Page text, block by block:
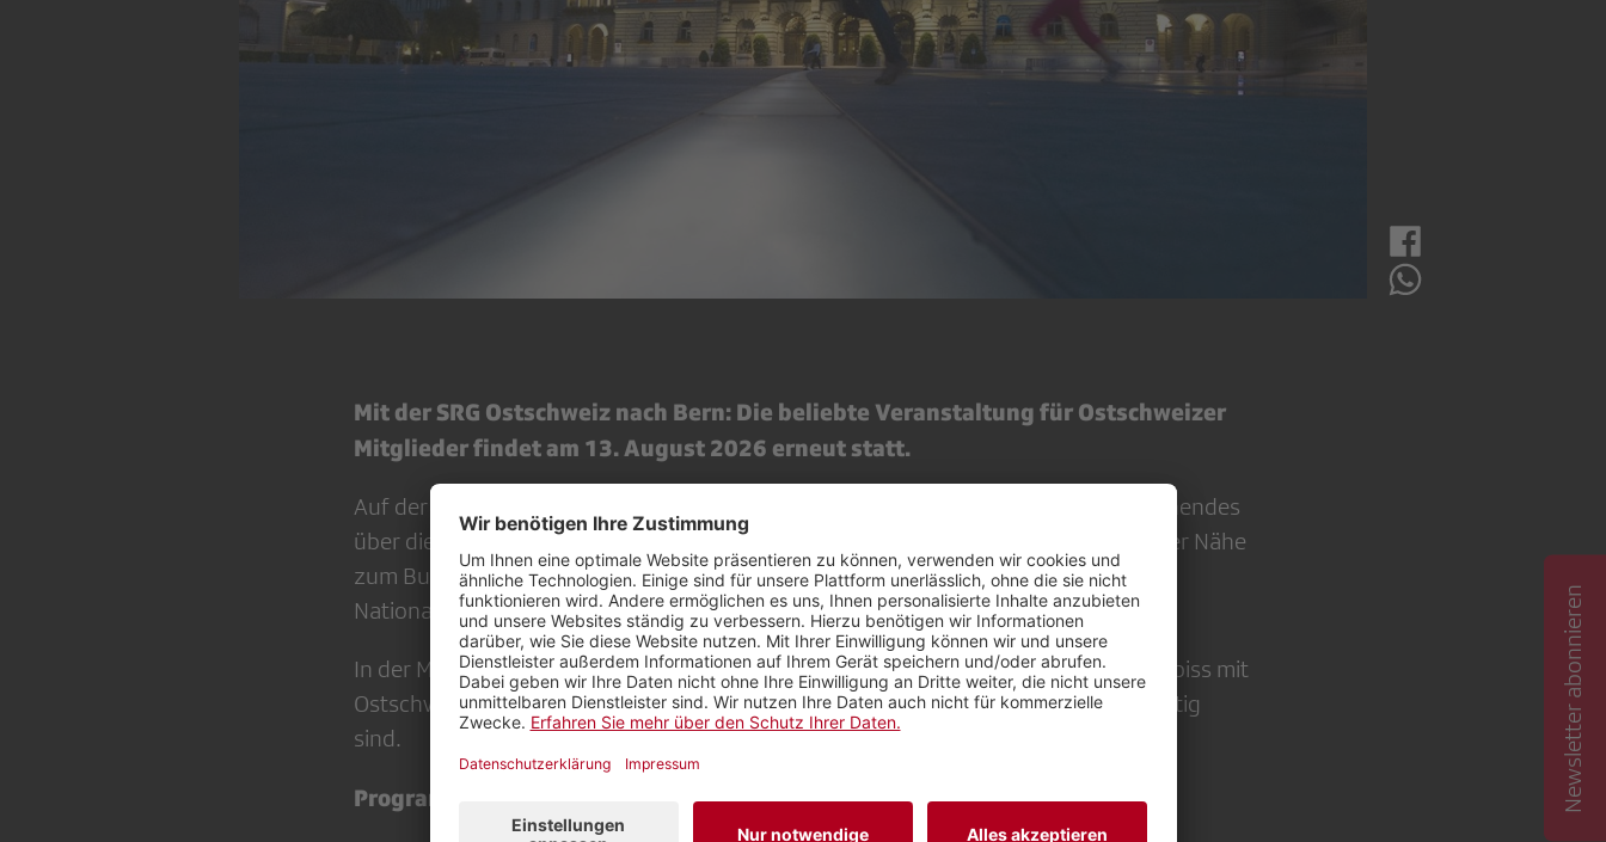
Mit der SRG Ostschweiz nach Bern: Die beliebte Veranstaltung für Ostschweizer
Mitglieder findet am 13. August 2026 erneut statt.
Auf der Führung durch die eindrücklichen Räume im Bundeshaus gibt es viel Spannendes
über die Geschichte des Baus und den Parlamentsbetrieb zu hören. In unmittelbarer Nähe
zum Bundeshaus befindet sich das Studio Bundeshaus, das Medienzentrum des
Nationalen Services der SRG, wo die Medienschaffenden ihre Arbeit verrichten.
In der Mittagspause zwischen den Führungen nutzen wir die Gelegenheit, beim Imbiss mit
Ostschweizerinnen und Ostschweizern zu diskutieren, die in Politik oder Medien tätig
sind.
Programm Newsletter abonnieren